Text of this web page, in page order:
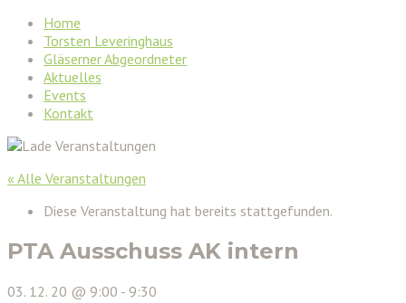
Home
Torsten Leveringhaus
Gläserner Abgeordneter
Aktuelles
Events
Kontakt
« Alle Veranstaltungen
Diese Veranstaltung hat bereits stattgefunden.
PTA Ausschuss AK intern
03. 12. 20 @ 9:00 - 9:30